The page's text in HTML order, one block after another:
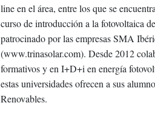
line en el área, entre los que se
curso de introducción a la fotovoltaica
patrocinado por las empresas SMA
(www.trinasolar.com). Desde 2012
formativos y en I+D+i en energía
estas universidades ofrecen a sus
Renovables.